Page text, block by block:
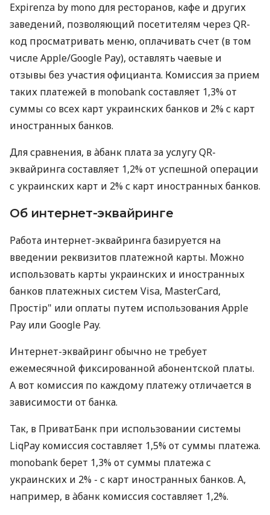
Expirenza by mono для ресторанов, кафе и других
заведений, позволяющий посетителям через QR-
код просматривать меню, оплачивать счет (в том
числе Apple/Google Pay), оставлять чаевые и
отзывы без участия официанта. Комиссия за прием
таких платежей в monobank составляет 1,3% от
суммы со всех карт украинских банков и 2% с карт
иностранных банков.
Для сравнения, в àбанк плата за услугу QR-
эквайринга составляет 1,2% от успешной операции
с украинских карт и 2% с карт иностранных банков.
Об интернет-эквайринге
Работа интернет-эквайринга базируется на
введении реквизитов платежной карты. Можно
использовать карты украинских и иностранных
банков платежных систем Visa, MasterCard,
Простір" или оплаты путем использования Apple
Pay или Google Pay.
Интернет-эквайринг обычно не требует
ежемесячной фиксированной абонентской платы.
А вот комиссия по каждому платежу отличается в
зависимости от банка.
Так, в ПриватБанк при использовании системы
LiqPay комиссия составляет 1,5% от суммы платежа.
monobank берет 1,3% от суммы платежа с
украинских и 2% - с карт иностранных банков. А,
например, в àбанк комиссия составляет 1,2%.